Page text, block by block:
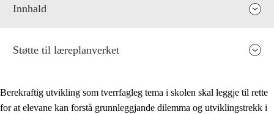
Innhald
Støtte til læreplanverket
Berekraftig utvikling som tverrfagleg tema i skolen skal leggje til rette
for at elevane kan forstå grunnleggjande dilemma og utviklingstrekk i